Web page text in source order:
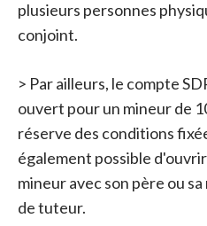
plusieurs personnes
conjoint.
> Par ailleurs, le compte
ouvert pour un mineur de
réserve des conditions
également possible
mineur avec son père ou
de tuteur.